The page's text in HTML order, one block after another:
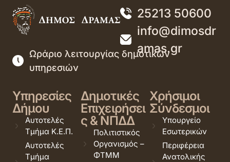
25213 50600
info@dimosdr
amas.gr
Ωράριο λειτουργίας δημοτικών
υπηρεσιών
Υπηρεσίες
Δήμου
Αυτοτελές
Τμήμα Κ.Ε.Π.
Αυτοτελές
Τμήμα
Δημοτικές
Επιχειρήσει
ς & ΝΠΔΔ
Πολιτιστικός
Οργανισμός –
ΦΤΜΜ
Χρήσιμοι
Σύνδεσμοι
Υπουργείο
Εσωτερικών
Περιφέρεια
Ανατολικής